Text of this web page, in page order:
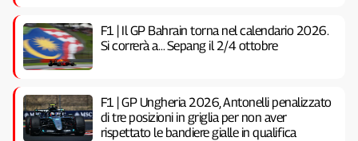
F1 | Il GP Bahrain torna nel calendario 2026.
Si correrà a… Sepang il 2/4 ottobre
F1 | GP Ungheria 2026, Antonelli penalizzato
di tre posizioni in griglia per non aver
rispettato le bandiere gialle in qualifica